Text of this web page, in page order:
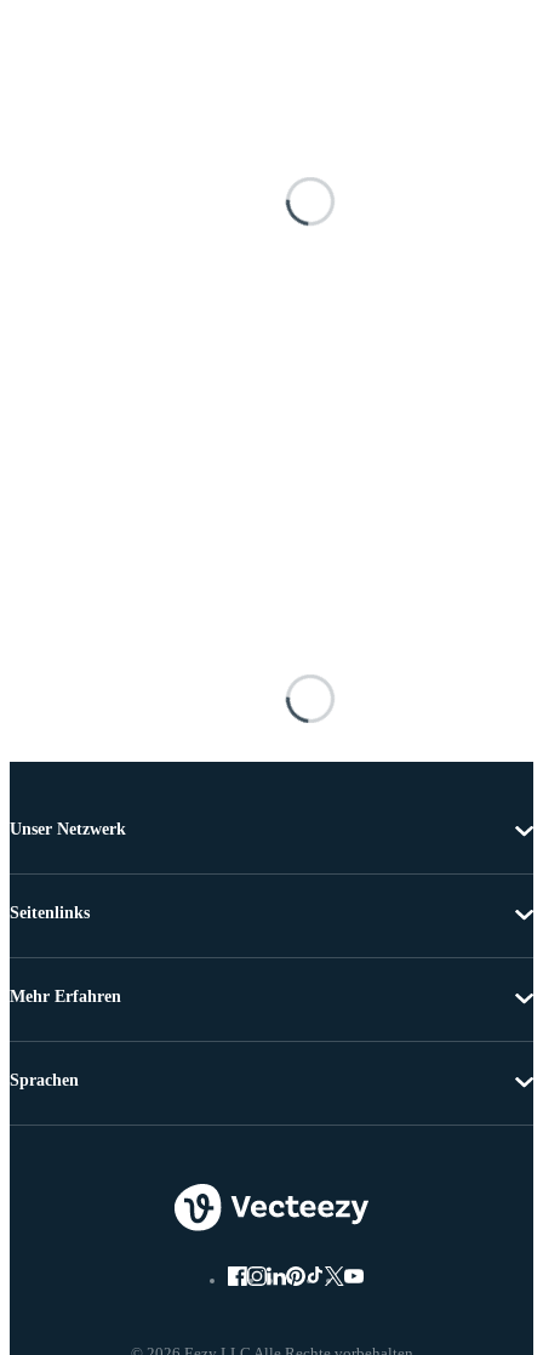
Unser Netzwerk
Seitenlinks
Mehr Erfahren
Sprachen